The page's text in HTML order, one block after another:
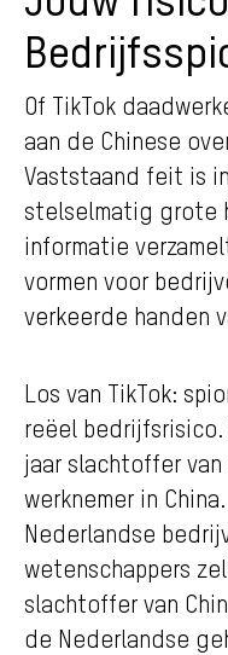
Of TikTok
aan de Chinese
Vaststaand feit is
stelselmatig grote
informatie
vormen voor
verkeerde handen
Los van TikTok:
reëel bedrijfsrisico.
jaar slachtoffer
werknemer in
Nederlandse
wetenschappers
slachtoffer van
de Nederlandse